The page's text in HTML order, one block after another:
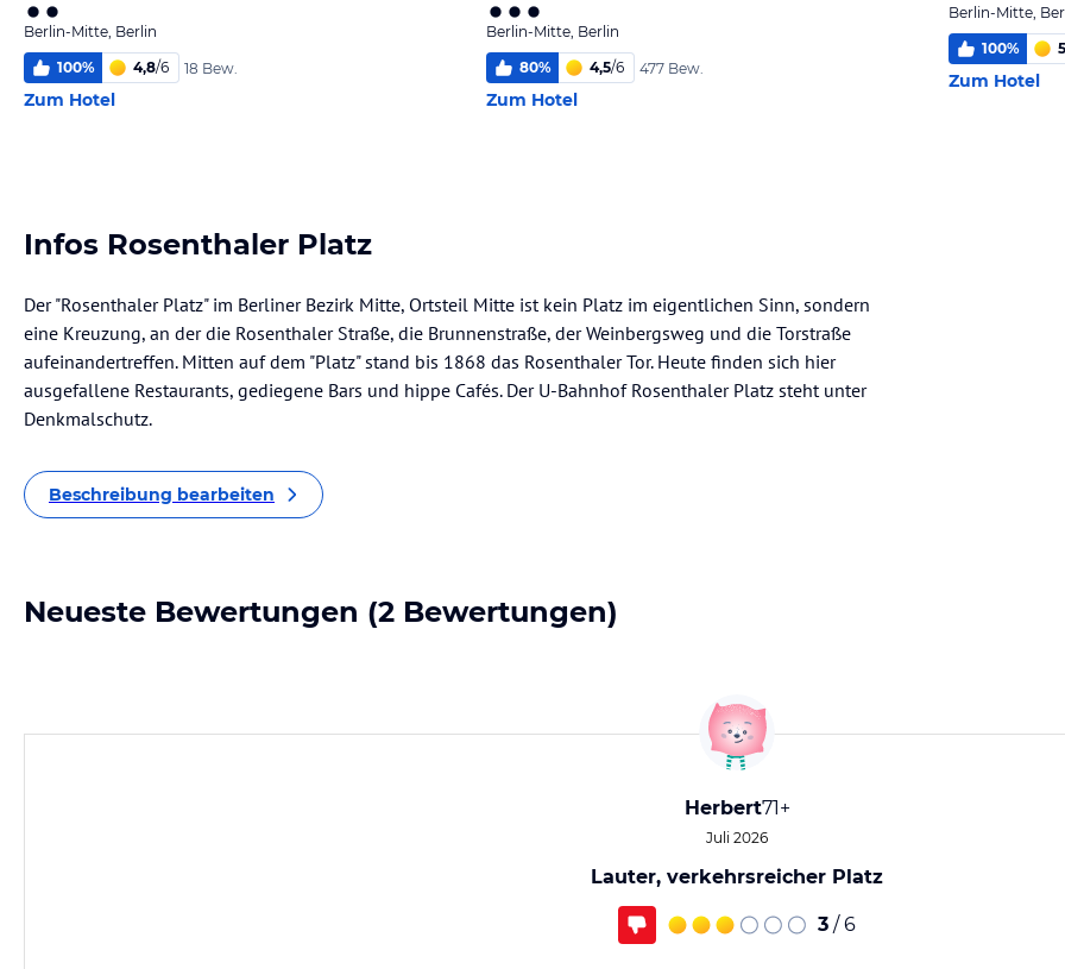
Berlin-Mitte, Berlin
100% 4,8/6 18 Bew.
Zum Hotel
Berlin-Mitte, Berlin
80% 4,5/6 477 Bew.
Zum Hotel
Berlin-Mitte,
100%
Zum Hotel
Infos Rosenthaler Platz
Der "Rosenthaler Platz" im Berliner Bezirk Mitte, Ortsteil Mitte ist kein Platz im eigentlichen Sinn, sondern
eine Kreuzung, an der die Rosenthaler Straße, die Brunnenstraße, der Weinbergsweg und die Torstraße
aufeinandertreffen. Mitten auf dem "Platz" stand bis 1868 das Rosenthaler Tor. Heute finden sich hier
ausgefallene Restaurants, gediegene Bars und hippe Cafés. Der U-Bahnhof Rosenthaler Platz steht unter
Denkmalschutz.
Beschreibung bearbeiten
Neueste Bewertungen (2 Bewertungen)
Herbert71+
Juli 2026
Lauter, verkehrsreicher Platz
3 / 6